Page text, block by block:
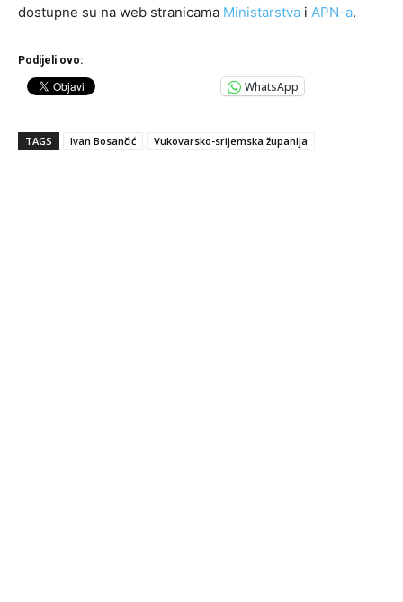
dostupne su na web stranicama Ministarstva i APN-a.
Podijeli ovo:
WhatsApp
TAGS Ivan Bosančić Vukovarsko-srijemska županija